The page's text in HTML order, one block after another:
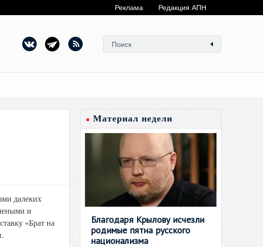
Реклама Редакция АПН
далеких
и
«Брат на
Материал недели
Благодаря Крылову исчезли
родимые пятна русского
национализма